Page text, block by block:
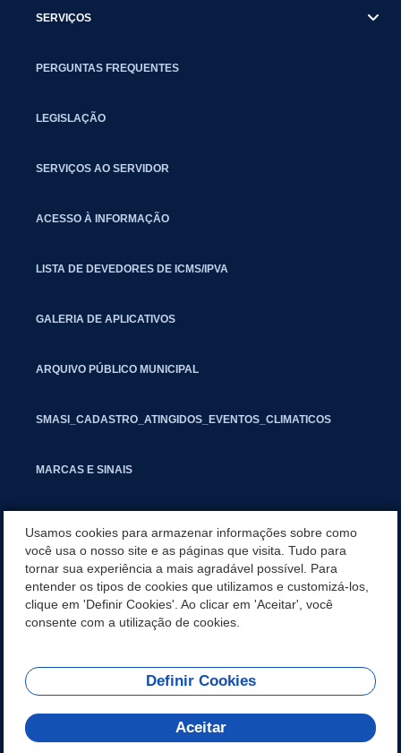
SERVIÇOS
PERGUNTAS FREQUENTES
LEGISLAÇÃO
SERVIÇOS AO SERVIDOR
ACESSO À INFORMAÇÃO
LISTA DE DEVEDORES DE ICMS/IPVA
GALERIA DE APLICATIVOS
ARQUIVO PÚBLICO MUNICIPAL
SMASI_CADASTRO_ATINGIDOS_EVENTOS_CLIMATICOS
MARCAS E SINAIS
SEGUNDA VIA IPTU
GESTAO FISCAL
REDES SOCIAIS
Usamos cookies para armazenar informações sobre como
você usa o nosso site e as páginas que visita. Tudo para
tornar sua experiência a mais agradável possível. Para
entender os tipos de cookies que utilizamos e customizá-los,
clique em 'Definir Cookies'. Ao clicar em 'Aceitar', você
consente com a utilização de cookies.
Definir Cookies
Aceitar